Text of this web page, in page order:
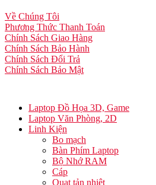
Về Chúng Tôi
Phương Thức Thanh Toán
Chính Sách Giao Hàng
Chính Sách Bảo Hành
Chính Sách Đổi Trả
Chính Sách Bảo Mật
Laptop Đồ Họa 3D, Game
Laptop Văn Phòng, 2D
Linh Kiện
Bo mạch
Bàn Phím Laptop
Bộ Nhớ RAM
Cáp
Quạt tản nhiệt